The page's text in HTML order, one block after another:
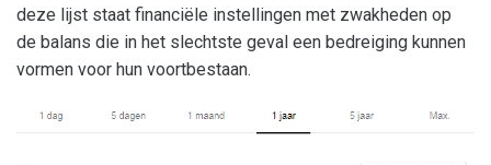
deze lijst staat financiële instellingen met zwakheden op
de balans die in het slechtste geval een bedreiging kunnen
vormen voor hun voortbestaan.